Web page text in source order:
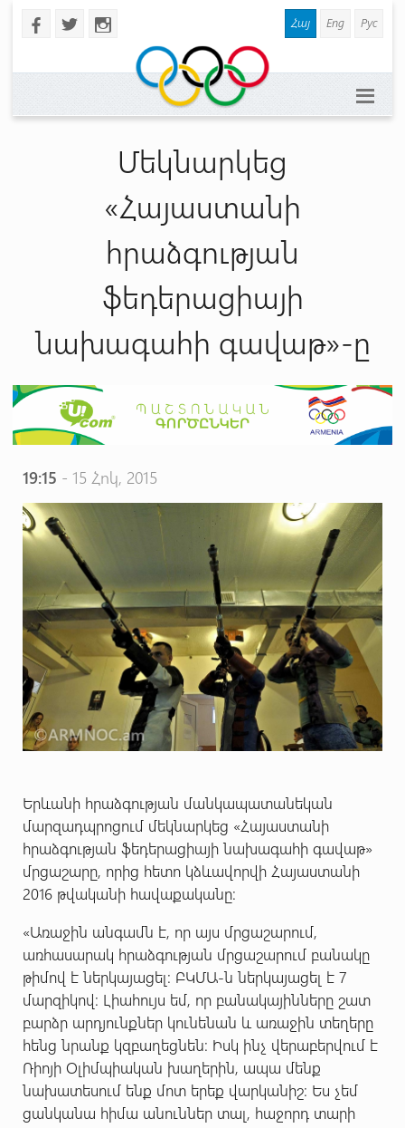
b a x Հայ Eng Рус
Մեկնարկեց
«Հայաստանի
հրաձգության
ֆեդերացիայի
նախագահի գավաթ»-ը
19:15 - 15 Հոկ, 2015
Երևանի հրաձգության մանկապատանեկան
մարզադպրոցում մեկնարկեց «Հայաստանի
հրաձգության ֆեդերացիայի նախագահի գավաթ»
մրցաշարը, որից հետո կձևավորվի Հայաստանի
2016 թվականի հավաքականը:
«Առաջին անգամն է, որ այս մրցաշարում,
առհասարակ հրաձգության մրցաշարում բանակը
թիմով է ներկայացել: ԲԿՄԱ-ն ներկայացել է 7
մարզիկով: Լիահույս եմ, որ բանակայինները շատ
բարձր արդյունքներ կունենան և առաջին տեղերը
հենց նրանք կզբաղեցնեն: Իսկ ինչ վերաբերվում է
Ռիոյի Օլիմպիական խաղերին, ապա մենք
նախատեսում ենք մոտ երեք վարկանիշ: Ես չեմ
ցանկանա հիմա անուններ տալ, հաջորդ տարի